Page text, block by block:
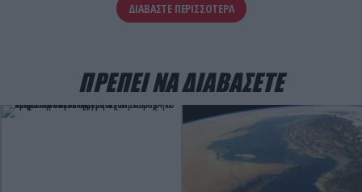
ΔΙΑΒΑΣΤΕ ΠΕΡΙΣΣΟΤΕΡΑ
ΠΡΕΠΕΙ ΝΑ ΔΙΑΒΑΣΕΤΕ